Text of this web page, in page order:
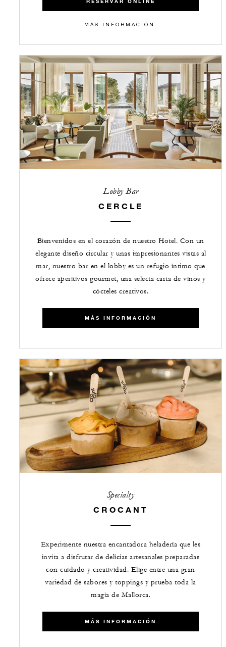
​​MÁS INFORMACIÓN
Lobby Bar
CERCLE
Bienvenidos en el corazón de nuestro Hotel. Con un
elegante diseño circular y unas impresionantes vistas al
mar, nuestro bar en el lobby es un refugio íntimo que
ofrece aperitivos gourmet, una selecta carta de vinos y
cócteles creativos.
​​MÁS INFORMACIÓN
Specialty
CROCANT
Experimente nuestra encantadora heladería que les
invita a disfrutar de delicias artesanales preparadas
con cuidado y creatividad. Elige entre una gran
variedad de sabores y toppings y prueba toda la
magia de Mallorca.
​​MÁS INFORMACIÓN